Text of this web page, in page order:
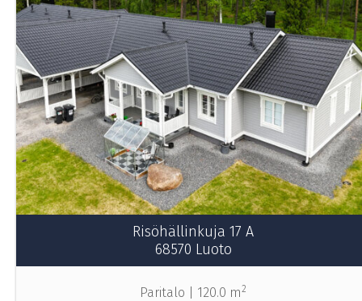
Risöhällinkuja 17 A
68570 Luoto
Paritalo | 120.0 m2